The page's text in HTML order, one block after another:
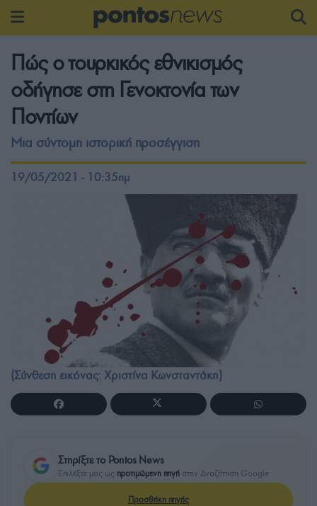
Πώς ο τουρκικός εθνικισμός
οδήγησε στη Γενοκτονία των
Ποντίων
Μια σύντομη ιστορική προσέγγιση
19/05/2021 - 10:35πμ
(Σύνθεση εικόνας: Χριστίνα Κωνσταντάκη)
Στηρίξτε το Pontos News
Επιλέξτε μας ως προτιμώμενη πηγή στην Αναζήτηση Google
Προσθήκη πηγής